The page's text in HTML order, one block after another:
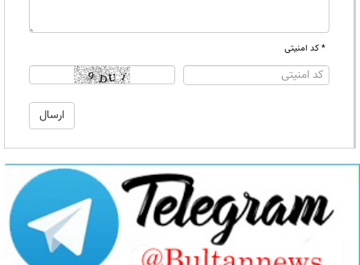
* کد امنیتی